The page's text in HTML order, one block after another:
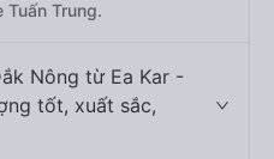
Trung.
Nông từ Ea Kar -
tốt, xuất sắc,